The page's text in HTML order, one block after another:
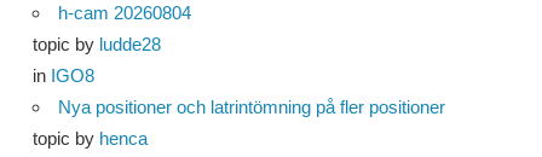
h-cam 20260804
topic by ludde28
in IGO8
Nya positioner och latrintömning på fler positioner
topic by henca